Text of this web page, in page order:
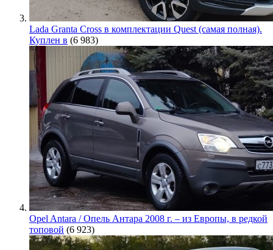
Lada Granta Cross в комплектации Quest (самая полная).
Куплен в (6 983)
Opel Antara / Опель Антара 2008 г. – из Европы, в редкой
топовой (6 923)